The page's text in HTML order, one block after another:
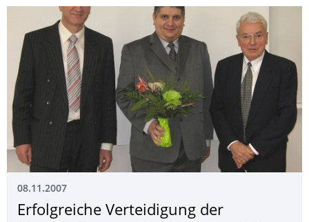
08.11.2007
Erfolgreiche Verteidigung der